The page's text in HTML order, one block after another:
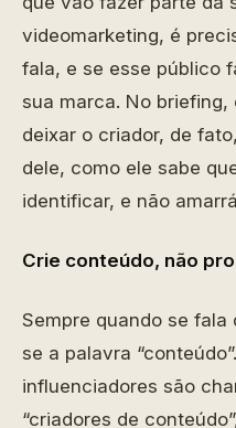
videomarketing, é
fala, e se esse público
sua marca. No
deixar o criador, de
dele, como ele sabe
identificar, e não
Crie conteúdo, não
Sempre quando se
se a palavra
influenciadores são
“criadores de